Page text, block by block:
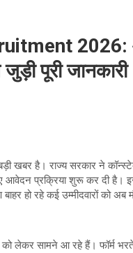
2026:
पूरी जानकारी
खबर है। राज्य सरकार ने
आवेदन प्रक्रिया शुरू कर दी है।
हो रहे कई उम्मीदवारों को अब
को लेकर सामने आ रहे हैं। फॉर्म